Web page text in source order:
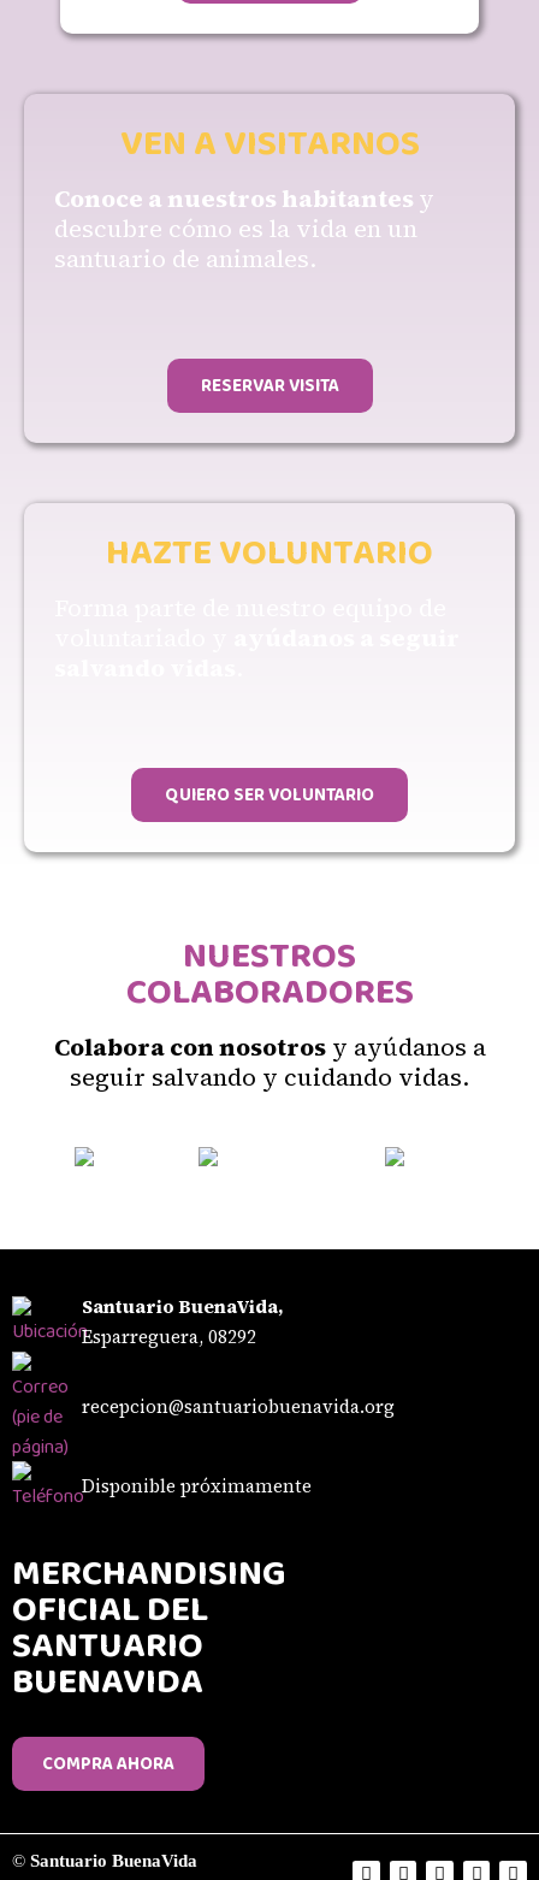
VEN A VISITARNOS
Conoce a nuestros habitantes y
descubre cómo es la vida en un
santuario de animales.
RESERVAR VISITA
HAZTE VOLUNTARIO
QUIERO SER VOLUNTARIO
NUESTROS
COLABORADORES
Colabora con nosotrosy ayúdanos a
seguir salvando y cuidando vidas.
Santuario BuenaVida,
Esparreguera, 08292
recepcion@santuariobuenavida.org
Disponible próximamente
MERCHANDISING
OFICIAL DEL
SANTUARIO
BUENAVIDA
COMPRA AHORA
© Santuario BuenaVida